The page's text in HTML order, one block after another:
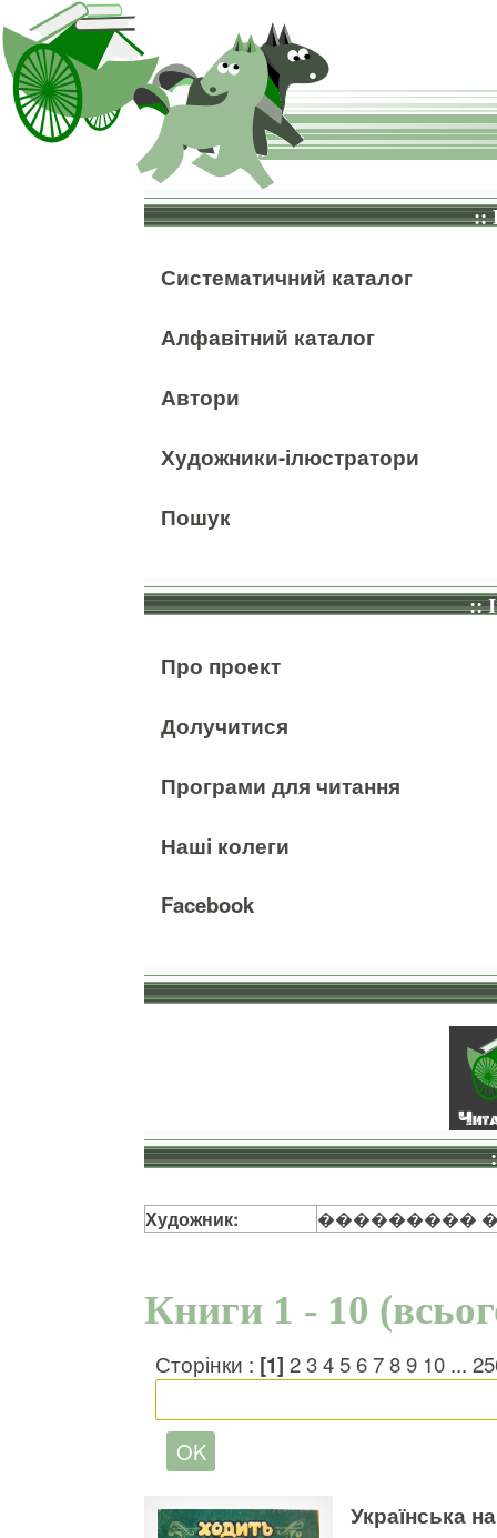
::
Систематичний каталог
Алфавітний каталог
Автори
Художники-ілюстратори
Пошук
::
Про проект
Долучитися
Програми для читання
Наші колеги
Facebook
Художник: ���������
Книги 1 - 10
Сторінки : [1] 23456789 10 ...
Українська